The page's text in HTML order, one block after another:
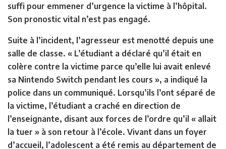
suffi pour emmener d’urgence la victime à l’hôpital.
Son pronostic vital n’est pas engagé.
Suite à l’incident, l’agresseur est menotté depuis une
salle de classe. « L’étudiant a déclaré qu’il était en
colère contre la victime parce qu’elle lui avait enlevé
sa Nintendo Switch pendant les cours », a indiqué la
police dans un communiqué. Lorsqu’ils l’ont séparé de
la victime, l’étudiant a craché en direction de
l’enseignante, disant aux forces de l’ordre qu’il « allait
la tuer » à son retour à l’école. Vivant dans un foyer
d’accueil, l’adolescent a été remis au département de